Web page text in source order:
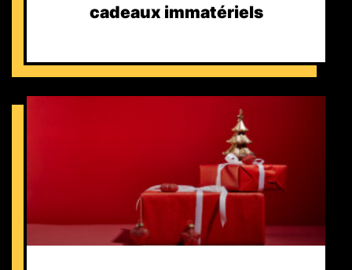
cadeaux immatériels